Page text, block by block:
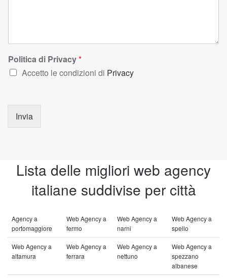
Politica di Privacy*
Accetto le condizioni di Privacy
Invia
Lista delle migliori web agency
italiane suddivise per città
Agency a
portomaggiore
Web Agency a
fermo
Web Agency a
narni
Web Agency a
spello
Web Agency a
altamura
Web Agency a
ferrara
Web Agency a
nettuno
Web Agency a
spezzano
albanese